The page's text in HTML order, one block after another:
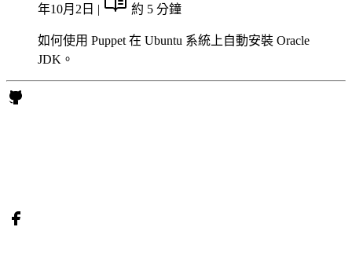
年10月2日 | 約 5 分鐘
如何使用 Puppet 在 Ubuntu 系統上自動安裝 Oracle
JDK。